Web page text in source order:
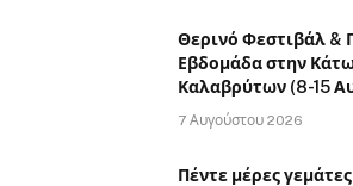
Θερινό Φεστιβάλ &
Εβδομάδα στην
Καλαβρύτων (8-15
7 Αυγούστου 2026
Πέντε μέρες